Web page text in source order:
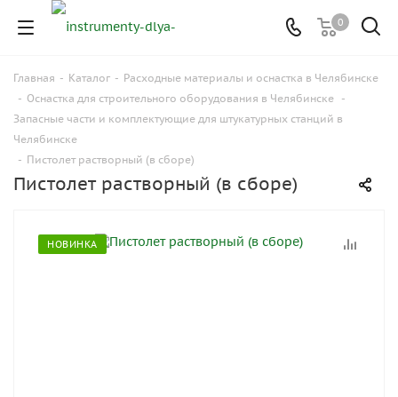
0
Главная - Каталог - Расходные материалы и оснастка в Челябинске
- Оснастка для строительного оборудования в Челябинске -
Запасные части и комплектующие для штукатурных станций в
Челябинске
- Пистолет растворный (в сборе)
Пистолет растворный (в сборе)
НОВИНКА